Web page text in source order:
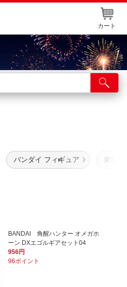
カート
バンダイ フィギュア 東映
BANDAI 角醒ハンター オメガホ
ーン DXエゴルギアセット04
956円
96ポイント